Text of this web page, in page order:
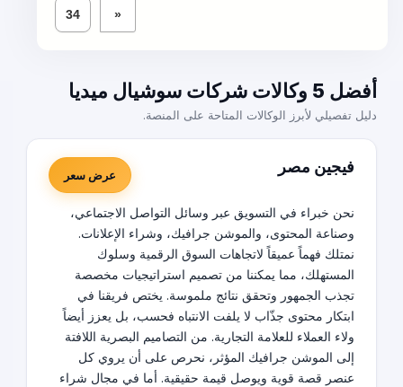
34 »
أفضل 5 وكالات شركات سوشيال ميديا
دليل تفصيلي لأبرز الوكالات المتاحة على المنصة.
فيجين مصر عرض سعر
نحن خبراء في التسويق عبر وسائل التواصل الاجتماعي،
وصناعة المحتوى، والموشن جرافيك، وشراء الإعلانات.
نمتلك فهماً عميقاً لاتجاهات السوق الرقمية وسلوك
المستهلك، مما يمكننا من تصميم استراتيجيات مخصصة
تجذب الجمهور وتحقق نتائج ملموسة. يختص فريقنا في
ابتكار محتوى جذّاب لا يلفت الانتباه فحسب، بل يعزز أيضاً
ولاء العملاء للعلامة التجارية. من التصاميم البصرية اللافتة
إلى الموشن جرافيك المؤثر، نحرص على أن يروي كل
عنصر قصة قوية ويوصل قيمة حقيقية. أما في مجال شراء